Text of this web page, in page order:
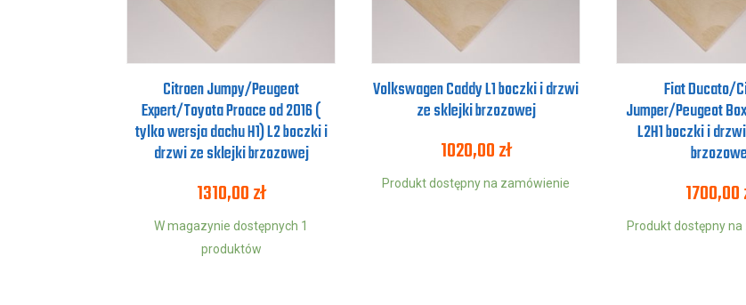
Citroen Jumpy/Peugeot
Expert/Toyota Proace od 2016 (
tylko wersja dachu H1) L2 boczki i
drzwi ze sklejki brzozowej
1310,00zł
W magazynie dostępnych 1
produktów
Volkswagen Caddy L1 boczki i drzwi
ze sklejki brzozowej
1020,00zł
Produkt dostępny na zamówienie
Fiat Ducato/
Jumper/Peugeot
L2H1 boczki i
1700,00
Produkt dostępny